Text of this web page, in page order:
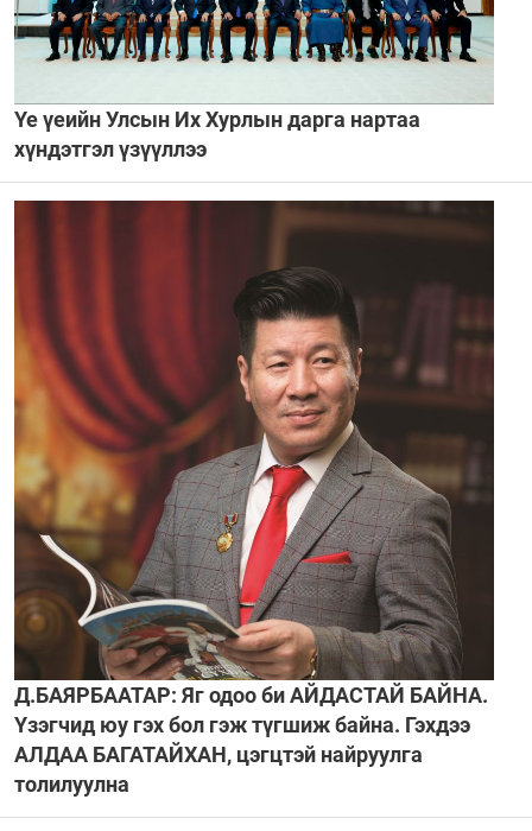
Үе үеийн Улсын Их Хурлын дарга нартаа
хүндэтгэл үзүүллээ
Д.БАЯРБААТАР: Яг одоо би АЙДАСТАЙ БАЙНА.
Үзэгчид юу гэх бол гэж түгшиж байна. Гэхдээ
АЛДАА БАГАТАЙХАН, цэгцтэй найруулга
толилуулна